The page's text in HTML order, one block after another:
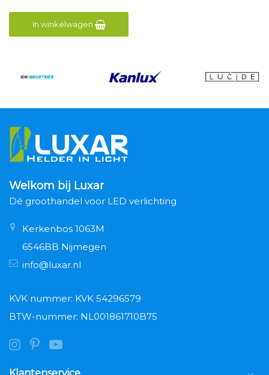
In winkelwagen
Welkom bij Luxar
Dé groothandel voor LED verlichting
Kerkenbos 1063M
6546BB Nijmegen
info@luxar.nl
KVK nummer: KVK 54296579
BTW-nummer: NL001861710B75